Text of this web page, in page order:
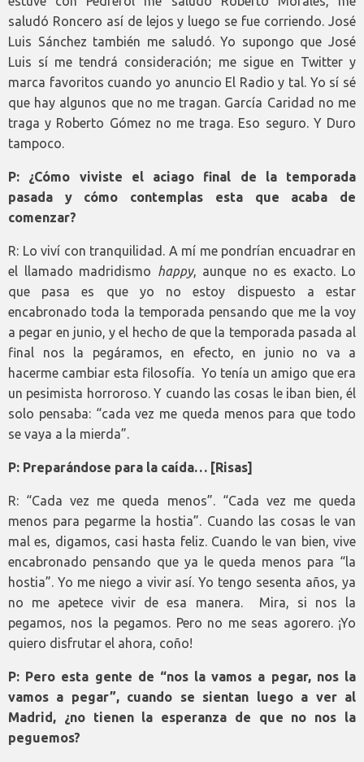
saludó Roncero así de lejos y luego se fue corriendo. José
Luis Sánchez también me saludó. Yo supongo que José
Luis sí me tendrá consideración; me sigue en Twitter y
marca favoritos cuando yo anuncio El Radio y tal. Yo sí sé
que hay algunos que no me tragan. García Caridad no me
traga y Roberto Gómez no me traga. Eso seguro. Y Duro
tampoco.
P: ¿Cómo viviste el aciago final de la temporada
pasada y cómo contemplas esta que acaba de
comenzar?
R: Lo viví con tranquilidad. A mí me pondrían encuadrar en
el llamado madridismo happy, aunque no es exacto. Lo
que pasa es que yo no estoy dispuesto a estar
encabronado toda la temporada pensando que me la voy
a pegar en junio, y el hecho de que la temporada pasada al
final nos la pegáramos, en efecto, en junio no va a
hacerme cambiar esta filosofía. Yo tenía un amigo que era
un pesimista horroroso. Y cuando las cosas le iban bien, él
solo pensaba: “cada vez me queda menos para que todo
se vaya a la mierda”.
P: Preparándose para la caída… [Risas]
R: “Cada vez me queda menos”. “Cada vez me queda
menos para pegarme la hostia”. Cuando las cosas le van
mal es, digamos, casi hasta feliz. Cuando le van bien, vive
encabronado pensando que ya le queda menos para “la
hostia”. Yo me niego a vivir así. Yo tengo sesenta años, ya
no me apetece vivir de esa manera. Mira, si nos la
pegamos, nos la pegamos. Pero no me seas agorero. ¡Yo
quiero disfrutar el ahora, coño!
P: Pero esta gente de “nos la vamos a pegar, nos la
vamos a pegar”, cuando se sientan luego a ver al
Madrid, ¿no tienen la esperanza de que no nos la
peguemos?